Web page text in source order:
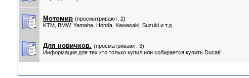
Мотомир (просматривают: 2)
KTM, BMW, Yamaha, Honda, Kawasaki, Suzuki и т.д.
Для новичков. (просматривают: 3)
Информация для тех кто только купил или собирается купить Ducati!